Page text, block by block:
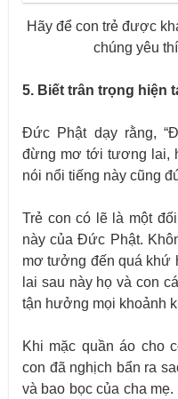
Hãy để con trẻ được
chúng yêu
5. Biết trân trọng hiện
Đức Phật dạy rằng,
đừng mơ tới tương lai,
nói nổi tiếng này cũng
Trẻ con có lẽ là một
này của Đức Phật.
mơ tưởng đến quá khứ
lai sau này họ và con
tận hưởng mọi khoảnh
Khi mặc quần áo cho
con đã nghịch bẩn ra
và bao bọc của cha